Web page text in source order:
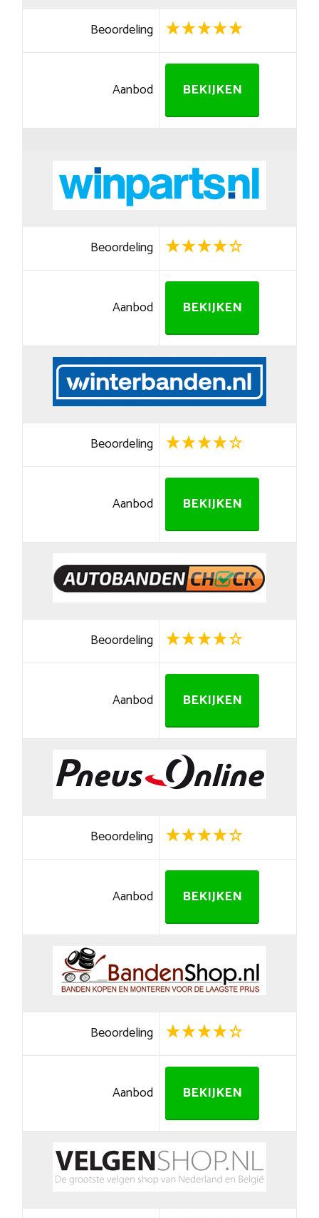
Beoordeling
Aanbod BEKIJKEN
Beoordeling
Aanbod BEKIJKEN
Beoordeling
Aanbod BEKIJKEN
Beoordeling
Aanbod BEKIJKEN
Beoordeling
Aanbod BEKIJKEN
Beoordeling
Aanbod BEKIJKEN